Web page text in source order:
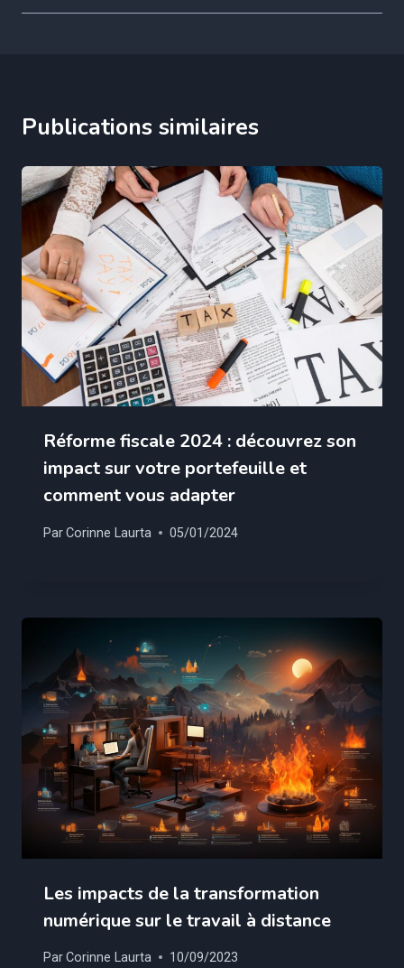
Publications similaires
Réforme fiscale 2024 : découvrez son
impact sur votre portefeuille et
comment vous adapter
ParCorinne Laurta 05/01/2024
Les impacts de la transformation
numérique sur le travail à distance
ParCorinne Laurta 10/09/2023